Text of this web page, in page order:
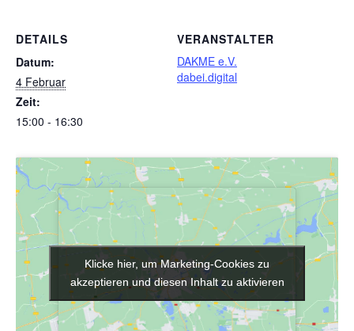
DETAILS
Datum:
4 Februar
Zeit:
15:00 - 16:30
VERANSTALTER
DAKME e.V.
dabei.digital
Klicke hier, um Marketing-Cookies zu
akzeptieren und diesen Inhalt zu aktivieren
Klicke hier, um Marketing-Cookies zu
akzeptieren und diesen Inhalt zu aktivieren